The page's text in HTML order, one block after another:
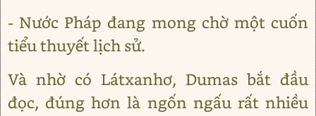
- Nước Pháp đang mong chờ một cuốn
tiểu thuyết lịch sử.
Và nhờ có Látxanhơ, Dumas bắt đầu
đọc, đúng hơn là ngốn ngấu rất nhiều